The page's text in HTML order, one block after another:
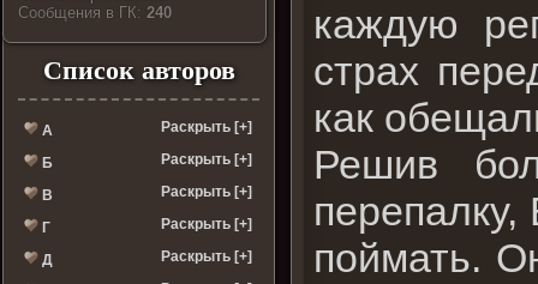
Cообщения в ГК:240
Список авторов
А Раскрыть [+]
Б Раскрыть [+]
В Раскрыть [+]
Г Раскрыть [+]
Д Раскрыть [+]
каждую
страх
как
Решив
перепалку,
поймать.